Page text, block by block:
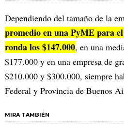
Dependiendo del tamaño de la
promedio en una PyME para
ronda los $147.000, en una
$177.000 y en una empresa de
$210.000 y $300.000, siempre
Federal y Provincia de Buenos
MIRA TAMBIÉN